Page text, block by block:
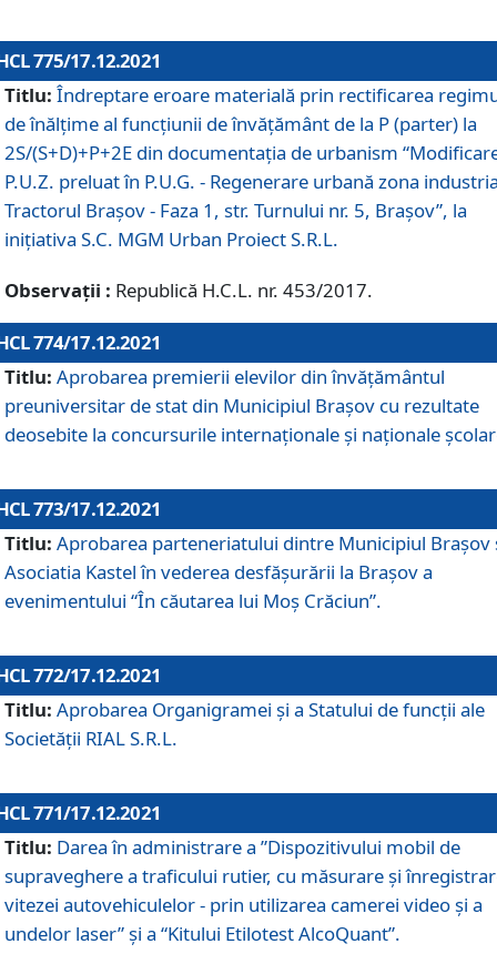
775/17.12.2021
Titlu: Îndreptare eroare materială prin rectificarea
de înălţime al funcţiunii de învăţământ de la P (parter) la
2S/(S+D)+P+2E din documentaţia de urbanism
P.U.Z. preluat în P.U.G. - Regenerare urbană zona
Tractorul Braşov - Faza 1, str. Turnului nr. 5, Braşov”, la
iniţiativa S.C. MGM Urban Proiect S.R.L.
Observații : Republică H.C.L. nr. 453/2017.
774/17.12.2021
Titlu: Aprobarea premierii elevilor din învățământul
preuniversitar de stat din Municipiul Brașov cu rezultate
deosebite la concursurile internaționale și naționale
773/17.12.2021
Titlu: Aprobarea parteneriatului dintre Municipiul Brașov
Asociatia Kastel în vederea desfăşurării la Brașov a
evenimentului “În căutarea lui Moș Crăciun”.
772/17.12.2021
Titlu: Aprobarea Organigramei şi a Statului de funcţii ale
Societăţii RIAL S.R.L.
771/17.12.2021
Titlu: Darea în administrare a ”Dispozitivului mobil de
supraveghere a traficului rutier, cu măsurare și
vitezei autovehiculelor - prin utilizarea camerei video și a
undelor laser” și a “Kitului Etilotest AlcoQuant”.